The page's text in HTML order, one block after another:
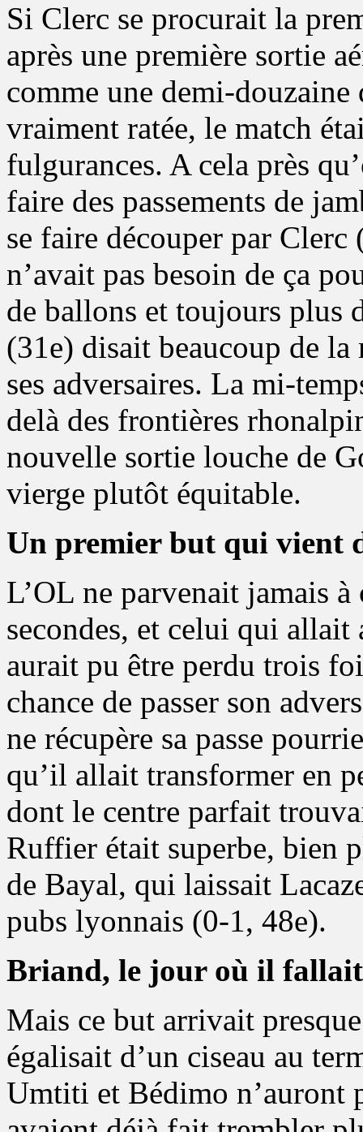
Si Clerc se procurait la
après une première sortie
comme une demi-douzaine
vraiment ratée, le match
fulgurances. A cela près
faire des passements de
se faire découper par
n’avait pas besoin de ça
de ballons et toujours plus
(31e) disait beaucoup de
ses adversaires. La mi-
delà des frontières
nouvelle sortie louche de
vierge plutôt équitable.
Un premier but qui vient
L’OL ne parvenait jamais
secondes, et celui qui allait
aurait pu être perdu trois
chance de passer son
ne récupère sa passe
qu’il allait transformer en
dont le centre parfait
Ruffier était superbe, bien
de Bayal, qui laissait
pubs lyonnais (0-1, 48e).
Briand, le jour où il
Mais ce but arrivait
égalisait d’un ciseau au
Umtiti et Bédimo n’auront